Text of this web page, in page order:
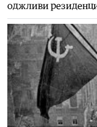
оджливи